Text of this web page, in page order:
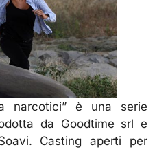
narcotici” è una serie
da Goodtime srl e
Casting aperti per